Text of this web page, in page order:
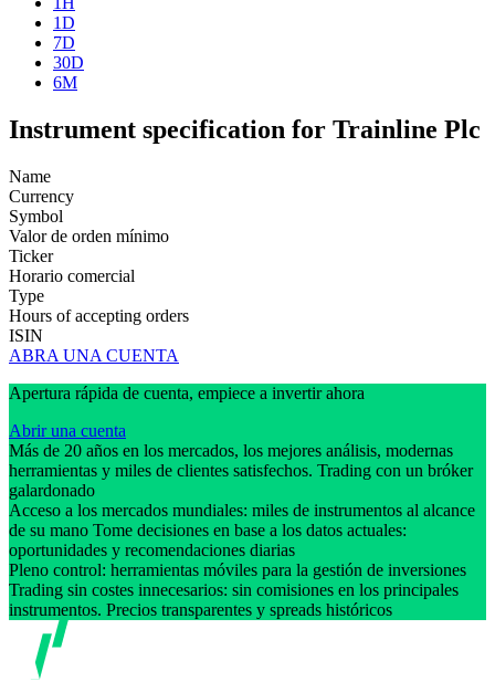
1D
7D
30D
6M
Instrument specification for Trainline Plc
Name
Currency
Symbol
Valor de orden mínimo
Ticker
Horario comercial
Type
Hours of accepting orders
ISIN
ABRA UNA CUENTA
Apertura rápida de cuenta, empiece a invertir ahora
Abrir una cuenta
Más de 20 años en los mercados, los mejores análisis, modernas
herramientas y miles de clientes satisfechos. Trading con un bróker
galardonado
Acceso a los mercados mundiales: miles de instrumentos al alcance
de su mano Tome decisiones en base a los datos actuales:
oportunidades y recomendaciones diarias
Pleno control: herramientas móviles para la gestión de inversiones
Trading sin costes innecesarios: sin comisiones en los principales
instrumentos. Precios transparentes y spreads históricos